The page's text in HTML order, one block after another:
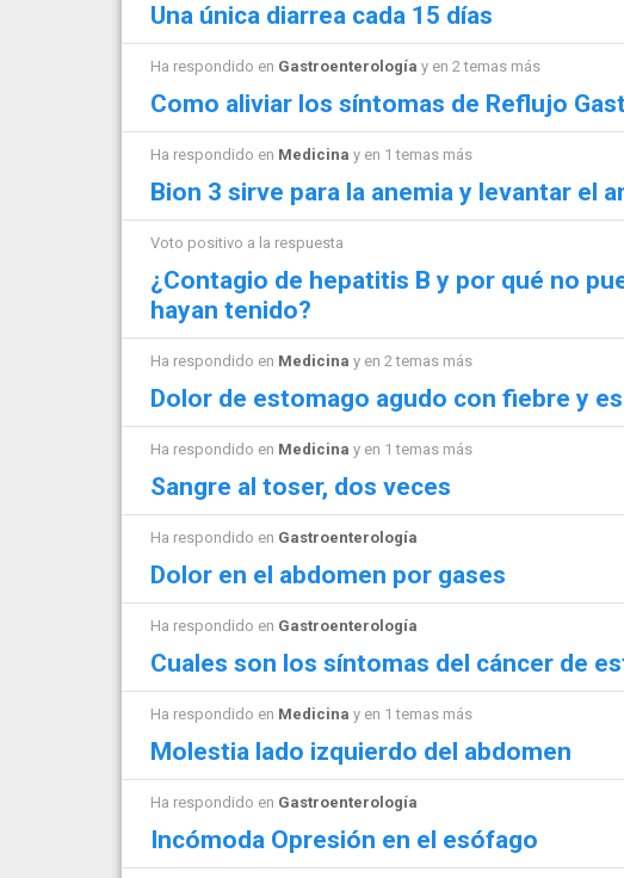
Una única diarrea cada 15 días
Ha respondido en Gastroenterología y en 2 temas más
Como aliviar los síntomas de Reflujo
Ha respondido en Medicina y en 1 temas más
Bion 3 sirve para la anemia y levantar el
Voto positivo a la respuesta
¿Contagio de hepatitis B y por qué no
hayan tenido?
Ha respondido en Medicina y en 2 temas más
Dolor de estomago agudo con fiebre y
Ha respondido en Medicina y en 1 temas más
Sangre al toser, dos veces
Ha respondido en Gastroenterología
Dolor en el abdomen por gases
Ha respondido en Gastroenterología
Cuales son los síntomas del cáncer de
Ha respondido en Medicina y en 1 temas más
Molestia lado izquierdo del abdomen
Ha respondido en Gastroenterología
Incómoda Opresión en el esófago